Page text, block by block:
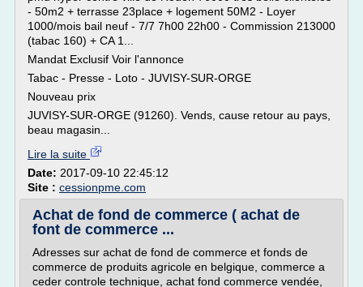
- 50m2 + terrasse 23place + logement 50M2 - Loyer
1000/mois bail neuf - 7/7 7h00 22h00 - Commission 213000
(tabac 160) + CA 1...
Mandat Exclusif Voir l'annonce
Tabac - Presse - Loto - JUVISY-SUR-ORGE
Nouveau prix
JUVISY-SUR-ORGE (91260). Vends, cause retour au pays,
beau magasin...
Lire la suite
Date: 2017-09-10 22:45:12
Site : cessionpme.com
Achat de fond de commerce ( achat de
font de commerce ...
Adresses sur achat de fond de commerce et fonds de
commerce de produits agricole en belgique, commerce a
ceder controle technique, achat fond commerce vendée,